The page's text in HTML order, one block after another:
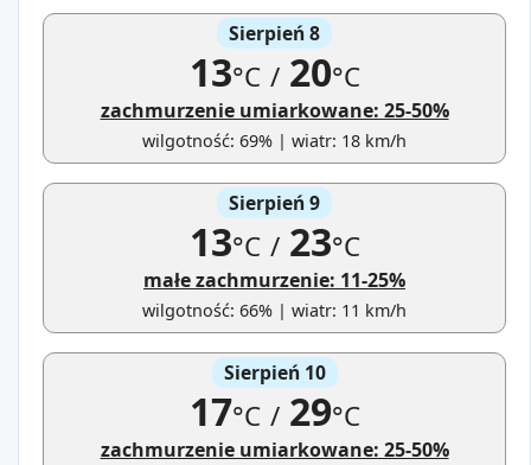
Sierpień 8
13°C /20°C
zachmurzenie umiarkowane: 25-50%
wilgotność: 69% | wiatr: 18 km/h
Sierpień 9
13°C /23°C
małe zachmurzenie: 11-25%
wilgotność: 66% | wiatr: 11 km/h
Sierpień 10
17°C /29°C
zachmurzenie umiarkowane: 25-50%